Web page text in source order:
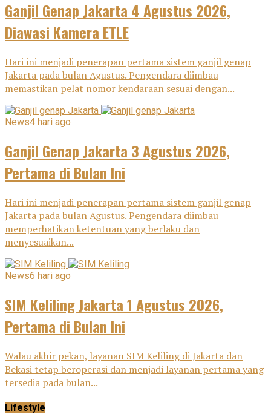
Ganjil Genap Jakarta 4 Agustus 2026,
Diawasi Kamera ETLE
Hari ini menjadi penerapan pertama sistem ganjil genap
Jakarta pada bulan Agustus. Pengendara diimbau
memastikan pelat nomor kendaraan sesuai dengan...
News4 hari ago
Ganjil Genap Jakarta 3 Agustus 2026,
Pertama di Bulan Ini
Hari ini menjadi penerapan pertama sistem ganjil genap
Jakarta pada bulan Agustus. Pengendara diimbau
memperhatikan ketentuan yang berlaku dan
menyesuaikan...
News6 hari ago
SIM Keliling Jakarta 1 Agustus 2026,
Pertama di Bulan Ini
Walau akhir pekan, layanan SIM Keliling di Jakarta dan
Bekasi tetap beroperasi dan menjadi layanan pertama yang
tersedia pada bulan...
Lifestyle